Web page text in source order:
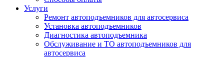
Услуги
Ремонт автоподъемников для автосервиса
Установка автоподъемников
Диагностика автоподъемника
Обслуживание и ТО автоподъемников для
автосервиса